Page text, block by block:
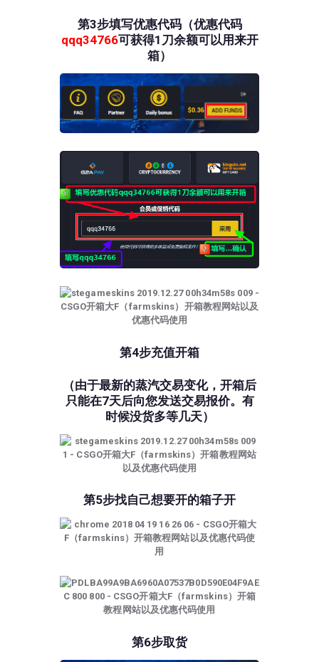
第3步填写优惠代码（优惠代码
qqq34766可获得1刀余额可以用来开
箱）
第4步充值开箱
（由于最新的蒸汽交易变化，开箱后
只能在7天后向您发送交易报价。有
时候没货多等几天）
第5步找自己想要开的箱子开
第6步取货